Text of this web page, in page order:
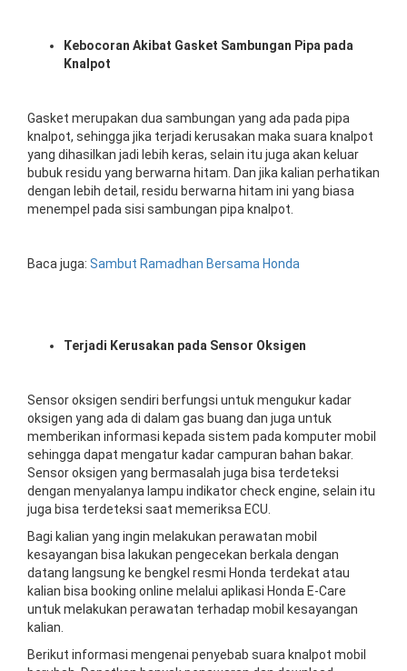
Kebocoran Akibat Gasket Sambungan Pipa pada
Knalpot
Gasket merupakan dua sambungan yang ada pada pipa
knalpot, sehingga jika terjadi kerusakan maka suara knalpot
yang dihasilkan jadi lebih keras, selain itu juga akan keluar
bubuk residu yang berwarna hitam. Dan jika kalian perhatikan
dengan lebih detail, residu berwarna hitam ini yang biasa
menempel pada sisi sambungan pipa knalpot.
Baca juga: Sambut Ramadhan Bersama Honda
Terjadi Kerusakan pada Sensor Oksigen
Sensor oksigen sendiri berfungsi untuk mengukur kadar
oksigen yang ada di dalam gas buang dan juga untuk
memberikan informasi kepada sistem pada komputer mobil
sehingga dapat mengatur kadar campuran bahan bakar.
Sensor oksigen yang bermasalah juga bisa terdeteksi
dengan menyalanya lampu indikator check engine, selain itu
juga bisa terdeteksi saat memeriksa ECU.
Bagi kalian yang ingin melakukan perawatan mobil
kesayangan bisa lakukan pengecekan berkala dengan
datang langsung ke bengkel resmi Honda terdekat atau
kalian bisa booking online melalui aplikasi Honda E-Care
untuk melakukan perawatan terhadap mobil kesayangan
kalian.
Berikut informasi mengenai penyebab suara knalpot mobil